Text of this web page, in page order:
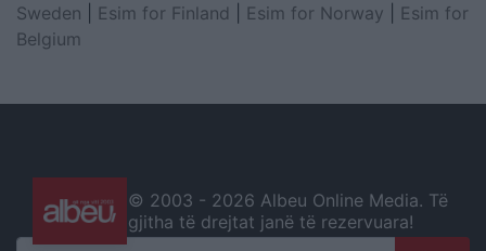
Sweden
Esim for Finland Esim for Norway
Esim for
Belgium
© 2003 - 2026 Albeu Online Media. Të
gjitha të drejtat janë të rezervuara!